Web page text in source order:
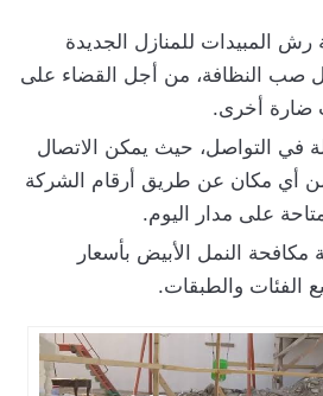
المبيدات للمنازل الجديدة
صب النظافة، من أجل القضاء على
ضارة أخرى.
في التواصل، حيث يمكن الاتصال
أي مكان عن طريق أرقام الشركة
على مدار اليوم.
النمل الأبيض بأسعار
الفئات والطبقات.